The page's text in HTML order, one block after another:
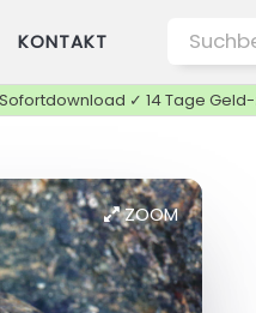
KONTAKT
✓ 14 Tage
ZOOM